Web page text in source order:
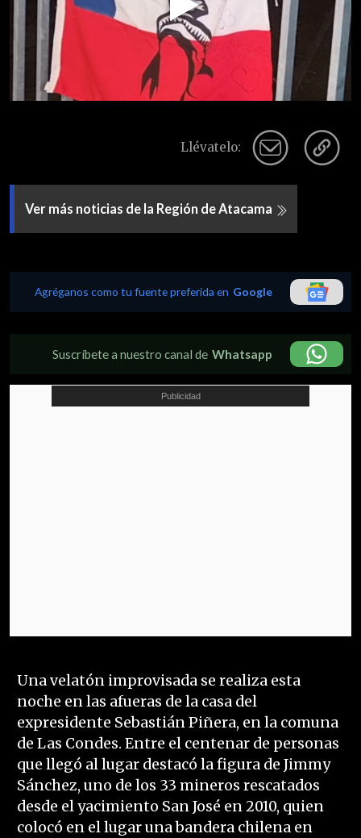
Play
Video
Llévatelo:
Ver más noticias de la Región de Atacama
Agréganos como tu fuente preferida en Google
Suscríbete a nuestro canal de Whatsapp
Una velatón improvisada se realiza esta
noche en las afueras de la casa del
expresidente Sebastián Piñera, en la comuna
de Las Condes. Entre el centenar de personas
que llegó al lugar destacó la figura de Jimmy
Sánchez, uno de los 33 mineros rescatados
desde el yacimiento San José en 2010, quien
colocó en el lugar una bandera chilena en